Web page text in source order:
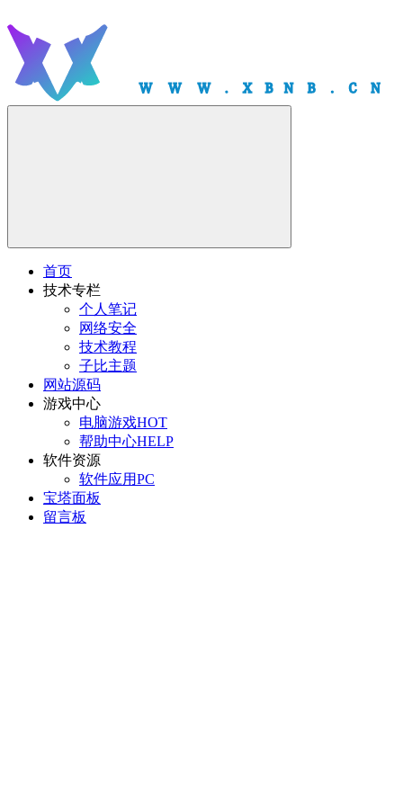
首页
技术专栏
个人笔记
网络安全
技术教程
子比主题
网站源码
游戏中心
电脑游戏HOT
帮助中心HELP
软件资源
软件应用PC
宝塔面板
留言板